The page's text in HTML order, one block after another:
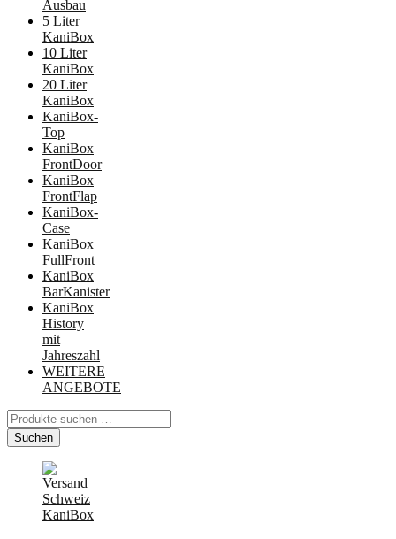
Ausbau
5 Liter
KaniBox
10 Liter
KaniBox
20 Liter
KaniBox
KaniBox-
Top
KaniBox
FrontDoor
KaniBox
FrontFlap
KaniBox-
Case
KaniBox
FullFront
KaniBox
BarKanister
KaniBox
History
mit
Jahreszahl
WEITERE
ANGEBOTE
Suchen
nach:
Suchen